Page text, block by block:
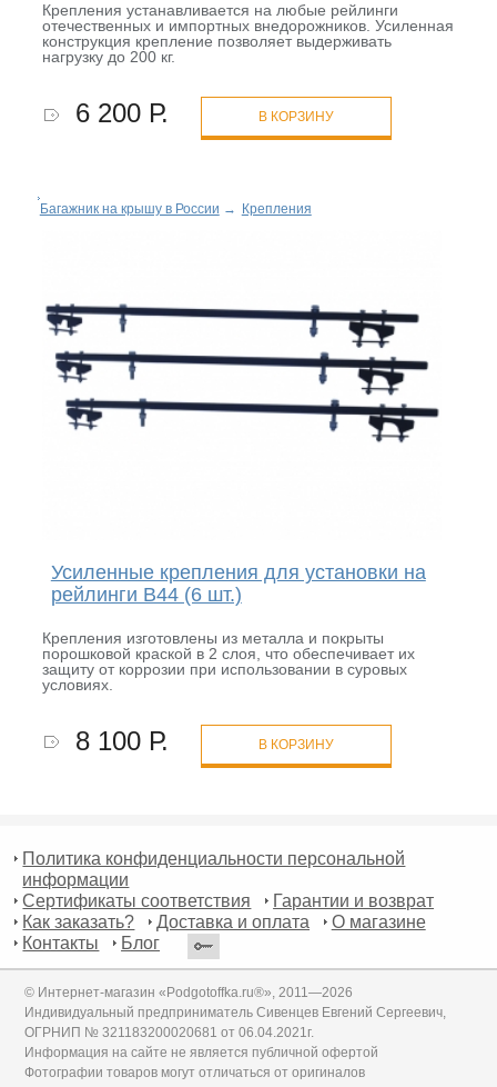
Крепления устанавливается на любые рейлинги
отечественных и импортных внедорожников. Усиленная
конструкция крепление позволяет выдерживать
нагрузку до 200 кг.
6 200 Р. В КОРЗИНУ
Багажник на крышу в России → Крепления
Усиленные крепления для установки на
рейлинги B44 (6 шт.)
Крепления изготовлены из металла и покрыты
порошковой краской в 2 слоя, что обеспечивает их
защиту от коррозии при использовании в суровых
условиях.
8 100 Р. В КОРЗИНУ
Политика конфиденциальности персональной
информации
Сертификаты соответствия
Гарантии и возврат
Как заказать?
Доставка и оплата
О магазине
Контакты
Блог
© Интернет-магазин «Podgotoffka.ru®», 2011—2026
Индивидуальный предприниматель Сивенцев Евгений Сергеевич,
ОГРНИП № 321183200020681 от 06.04.2021г.
Информация на сайте не является публичной офертой
Фотографии товаров могут отличаться от оригиналов